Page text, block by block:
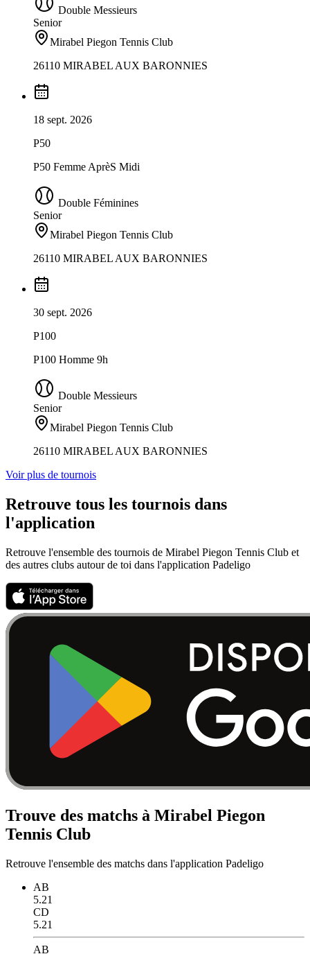
Double Messieurs
Senior
Mirabel Piegon Tennis Club
26110 MIRABEL AUX BARONNIES
18 sept. 2026
P50
P50 Femme AprèS Midi
Double Féminines
Senior
Mirabel Piegon Tennis Club
26110 MIRABEL AUX BARONNIES
30 sept. 2026
P100
P100 Homme 9h
Double Messieurs
Senior
Mirabel Piegon Tennis Club
26110 MIRABEL AUX BARONNIES
Voir plus de tournois
Retrouve tous les tournois dans
l'application
Retrouve l'ensemble des tournois de Mirabel Piegon Tennis Club et
des autres clubs autour de toi dans l'application Padeligo
Trouve des matchs à Mirabel Piegon
Tennis Club
Retrouve l'ensemble des matchs dans l'application Padeligo
AB
5.21
CD
5.21
AB